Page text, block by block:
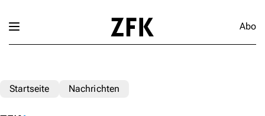
Abo
Startseite Nachrichten